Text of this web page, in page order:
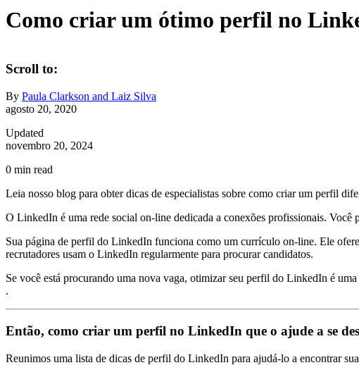
Como criar um ótimo perfil no
Scroll to:
By Paula Clarkson and Laiz Silva
agosto 20, 2020
Updated
novembro 20, 2024
0 min read
Leia nosso blog para obter dicas de especialistas sobre como criar um perfil
O LinkedIn é uma rede social on-line dedicada a conexões profissionais.
Sua página de perfil do LinkedIn funciona como um currículo on-line. Ele
recrutadores usam o LinkedIn regularmente para procurar candidatos.
Se você está procurando uma nova vaga, otimizar seu perfil do LinkedIn é
.
Então, como criar um perfil no LinkedIn que o ajude a se
Reunimos uma lista de dicas de perfil do LinkedIn para ajudá-lo a encontrar